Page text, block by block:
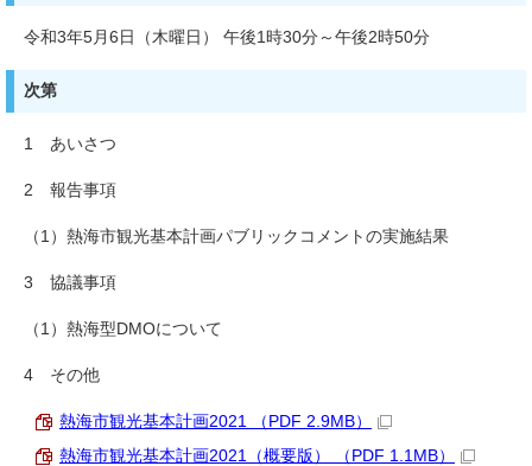
令和3年5月6日（木曜日） 午後1時30分～午後2時50分
次第
1 あいさつ
2 報告事項
（1）熱海市観光基本計画パブリックコメントの実施結果
3 協議事項
（1）熱海型DMOについて
4 その他
熱海市観光基本計画2021 （PDF 2.9MB）
熱海市観光基本計画2021（概要版） （PDF 1.1MB）